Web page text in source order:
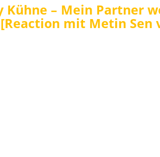
Kühne – Mein Partner
mit Metin Sen